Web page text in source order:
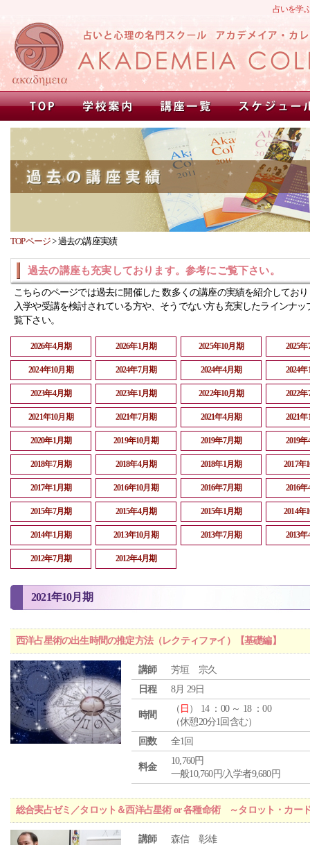
占いを学
TOPページ>過去の講座実績
過去の講座も充実しております。参考にご覧下さい。
こちらのページでは過去に開催した 数多くの講座の実績を紹介してお
入学や受講を検討されている方や、そうでない方も充実したラインナッ
覧下さい。
2026年4月期 2026年1月期 2025年10月期 2025
2024年10月期 2024年7月期 2024年4月期 2024
2023年4月期 2023年1月期 2022年10月期 2022
2021年10月期 2021年7月期 2021年4月期 2021
2020年1月期 2019年10月期 2019年7月期 2019
2018年7月期 2018年4月期 2018年1月期 2017年
2017年1月期 2016年10月期 2016年7月期 2016
2015年7月期 2015年4月期 2015年1月期 2014年
2014年1月期 2013年10月期 2013年7月期 2013
2012年7月期 2012年4月期
2021年10月期
西洋占星術の出生時間の推定方法（レクティファイ）【基礎編】
講師
芳垣 宗久
日程
8月 29日
時間
（ 日 ） 14 ：00 ～ 18 ：00
（休憩20分1回含む）
回数
全1回
料金
10,760円
一般10,760円/入学者9,680円
総合実占ゼミ／タロット＆西洋占星術 or 各種命術 ～タロット・カー
講師
森信 彰雄